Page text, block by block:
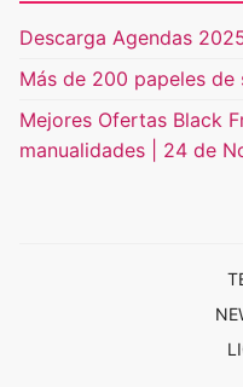
Descarga Agendas
Más de 200 papeles
Mejores Ofertas Black
manualidades | 24 de